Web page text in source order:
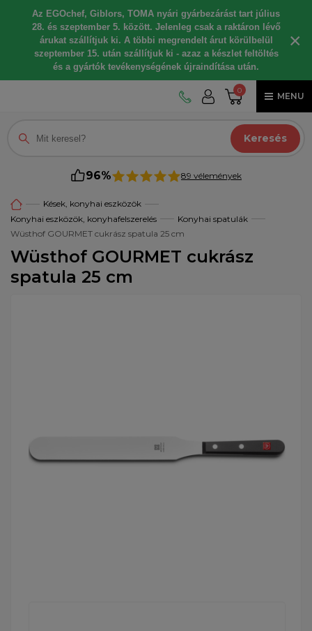
Az EGOchef, Giblors, TOMA nyári gyárbezárást tart július
28. és szeptember 5. között. Jelenleg csak a raktáron lévő
árukat szállítjuk ki. A többi megrendelt árut körülbelül
szeptember 15. után szállítjuk ki - azaz a készlet feltöltés
és a gyártók tevékenységének újraindítása után.
×
0
MENU
Keresés
96% 89 vélemények
Kések, konyhai eszközök
Konyhai eszközök, konyhafelszerelés
Konyhai spatulák
Wüsthof GOURMET cukrász spatula 25 cm
Wüsthof GOURMET cukrász
spatula 25 cm